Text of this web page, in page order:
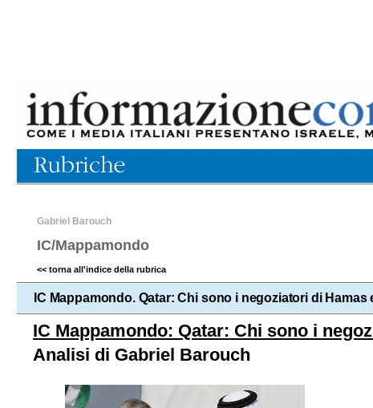
Gabriel Barouch
IC/Mappamondo
<< torna all'indice della rubrica
IC Mappamondo. Qatar: Chi sono i negoziatori di
IC Mappamondo: Qatar: Chi sono i
Analisi di Gabriel Barouch